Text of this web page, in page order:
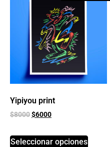
Yipiyou print
$8000$6000
Seleccionar opciones